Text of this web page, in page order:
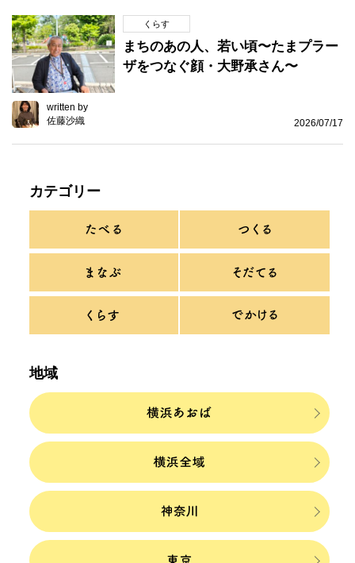
くらす
まちのあの人、若い頃〜たまプラー
ザをつなぐ顔・大野承さん〜
written by
佐藤沙織
2026/07/17
カテゴリー
地域